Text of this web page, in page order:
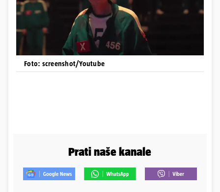
Foto: screenshot/Youtube
Prati naše kanale